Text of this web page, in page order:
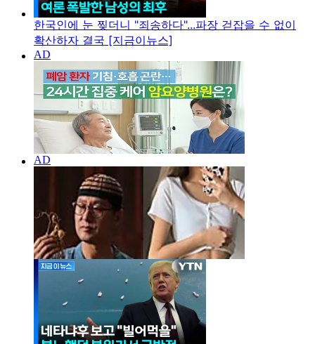
한국인에 눈 찢더니 "죄송하다"...파장 걷잡을 수 없이
확산하자 결국 [지금이뉴스]